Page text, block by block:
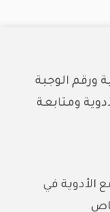
ورقم الوجبة
ومتابعة
الأدوية في